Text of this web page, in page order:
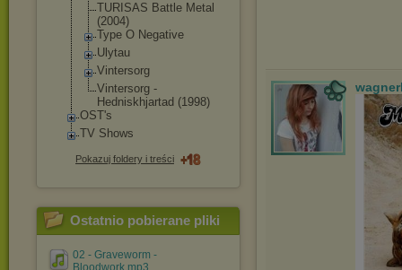
TURISAS Battle Metal
(2004)
Type O Negative
Ulytau
Vintersorg
Vintersorg -
Hedniskhjartad (1998)
OST's
TV Shows
Pokazuj foldery i treści
Ostatnio pobierane pliki
02 - Graveworm -
Bloodwork.mp3